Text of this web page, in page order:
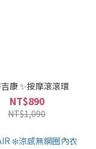
康 ✨按摩滾滾環
NT$890
NT$1,090